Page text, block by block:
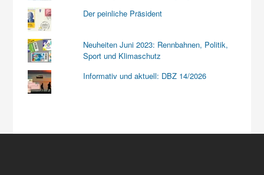
Der peinliche Präsident
Neuheiten Juni 2023: Rennbahnen, Politik,
Sport und Klimaschutz
Informativ und aktuell: DBZ 14/2026